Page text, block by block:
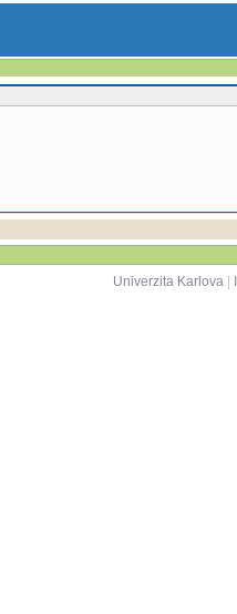
Univerzita Karlova|